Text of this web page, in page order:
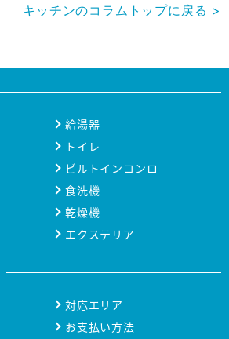
キッチンのコラムトップに戻る >
給湯器
トイレ
ビルトインコンロ
食洗機
乾燥機
エクステリア
対応エリア
お支払い方法